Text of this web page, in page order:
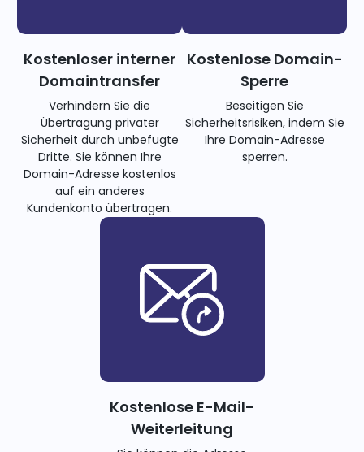
Kostenloser interner
Domaintransfer
Verhindern Sie die
Übertragung privater
Sicherheit durch unbefugte
Dritte. Sie können Ihre
Domain-Adresse kostenlos
auf ein anderes
Kundenkonto übertragen.
Kostenlose Domain-
Sperre
Beseitigen Sie
Sicherheitsrisiken, indem Sie
Ihre Domain-Adresse
sperren.
Kostenlose E-Mail-
Weiterleitung